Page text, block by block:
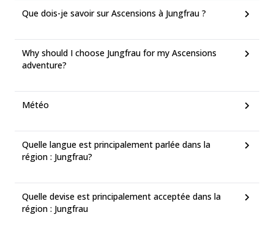
Que dois-je savoir sur Ascensions à Jungfrau ?
Why should I choose Jungfrau for my Ascensions
adventure?
Météo
Quelle langue est principalement parlée dans la
région : Jungfrau?
Quelle devise est principalement acceptée dans la
région : Jungfrau